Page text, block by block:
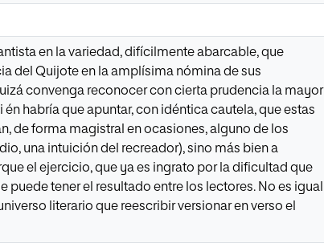
en la variedad, difícilmente abarcable, que
del Quijote en la amplísima nómina de sus
convenga reconocer con cierta prudencia la mayor
habría que apuntar, con idéntica cautela, que estas
de forma magistral en ocasiones, alguno de los
una intuición del recreador), sino más bien a
el ejercicio, que ya es ingrato por la dificultad que
tener el resultado entre los lectores. No es igual
literario que reescribir versionar en verso el